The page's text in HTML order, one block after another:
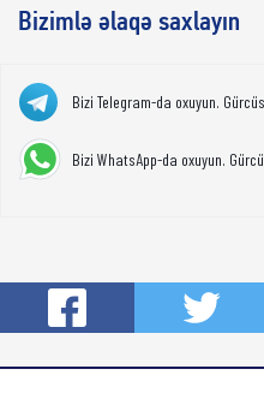
Bizimlə əlaqə saxlayın
Bizi Telegram-da oxuyun.
Bizi WhatsApp-da oxuyun.